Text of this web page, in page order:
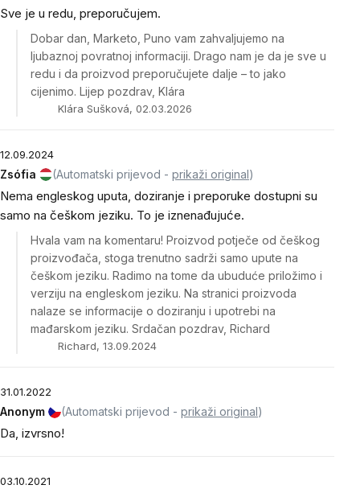
Sve je u redu, preporučujem.
Dobar dan, Marketo, Puno vam zahvaljujemo na
ljubaznoj povratnoj informaciji. Drago nam je da je sve u
redu i da proizvod preporučujete dalje – to jako
cijenimo. Lijep pozdrav, Klára
Klára Sušková, 02.03.2026
12.09.2024
Zsófia (Automatski prijevod - prikaži original)
Nema engleskog uputa, doziranje i preporuke dostupni su
samo na češkom jeziku. To je iznenađujuće.
Hvala vam na komentaru! Proizvod potječe od češkog
proizvođača, stoga trenutno sadrži samo upute na
češkom jeziku. Radimo na tome da ubuduće priložimo i
verziju na engleskom jeziku. Na stranici proizvoda
nalaze se informacije o doziranju i upotrebi na
mađarskom jeziku. Srdačan pozdrav, Richard
Richard, 13.09.2024
31.01.2022
Anonym (Automatski prijevod - prikaži original)
Da, izvrsno!
03.10.2021